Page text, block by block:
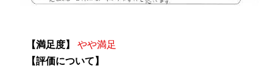
【満足度】
やや満足
【評価について】